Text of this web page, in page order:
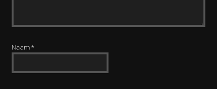
Naam *